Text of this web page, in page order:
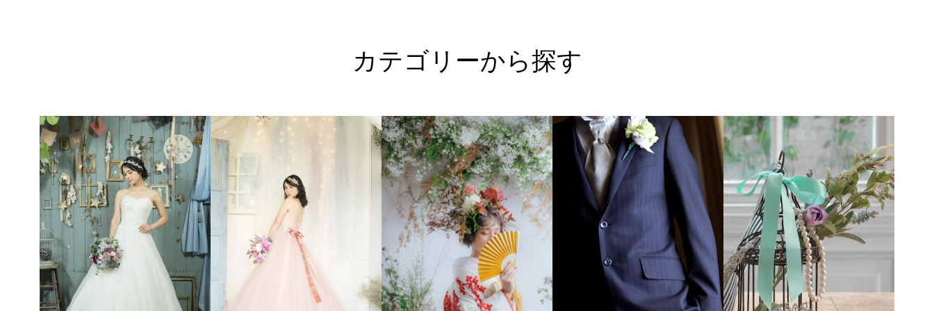
カテゴリーから探す